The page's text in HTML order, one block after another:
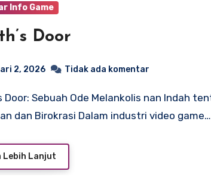
Info Game
Door
2, 2026 Tidak ada komentar
dan Birokrasi Dalam industri video game…
Lebih Lanjut